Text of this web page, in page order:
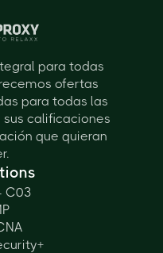
para todas
ofertas
para todas las
calificaciones
que quieran
C03